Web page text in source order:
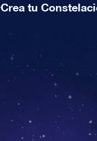
Crea tu